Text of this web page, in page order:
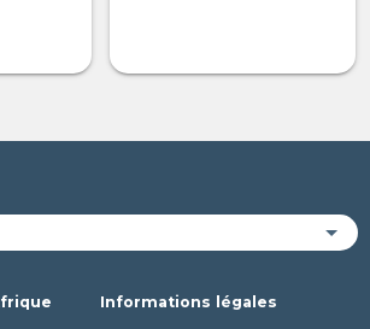
Informations légales